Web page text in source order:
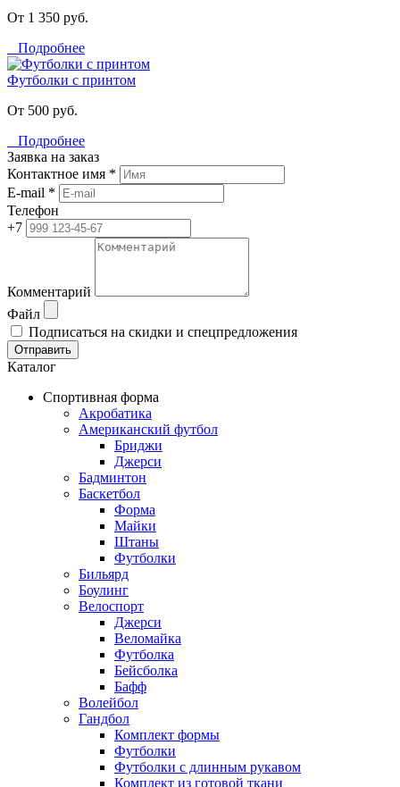
От 1 350 руб.
Подробнее
Футболки с принтом
От 500 руб.
Подробнее
Заявка на заказ
Контактное имя *
E-mail *
Телефон
+7
Комментарий
Файл
Подписаться на скидки и спецпредложения
Отправить
Каталог
Спортивная форма
Акробатика
Американский футбол
Бриджи
Джерси
Бадминтон
Баскетбол
Форма
Майки
Штаны
Футболки
Бильярд
Боулинг
Велоспорт
Джерси
Веломайка
Футболка
Бейсболка
Бафф
Волейбол
Гандбол
Комплект формы
Футболки
Футболки с длинным рукавом
Комплект из готовой ткани